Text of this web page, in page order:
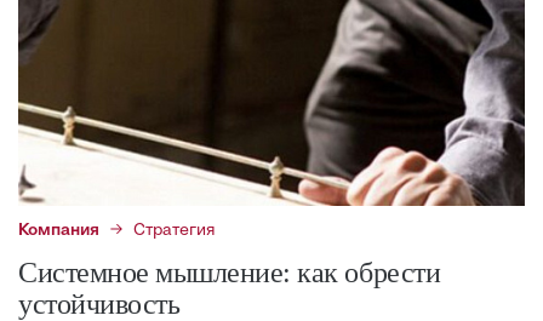
Компания Стратегия
Системное мышление: как обрести
устойчивость